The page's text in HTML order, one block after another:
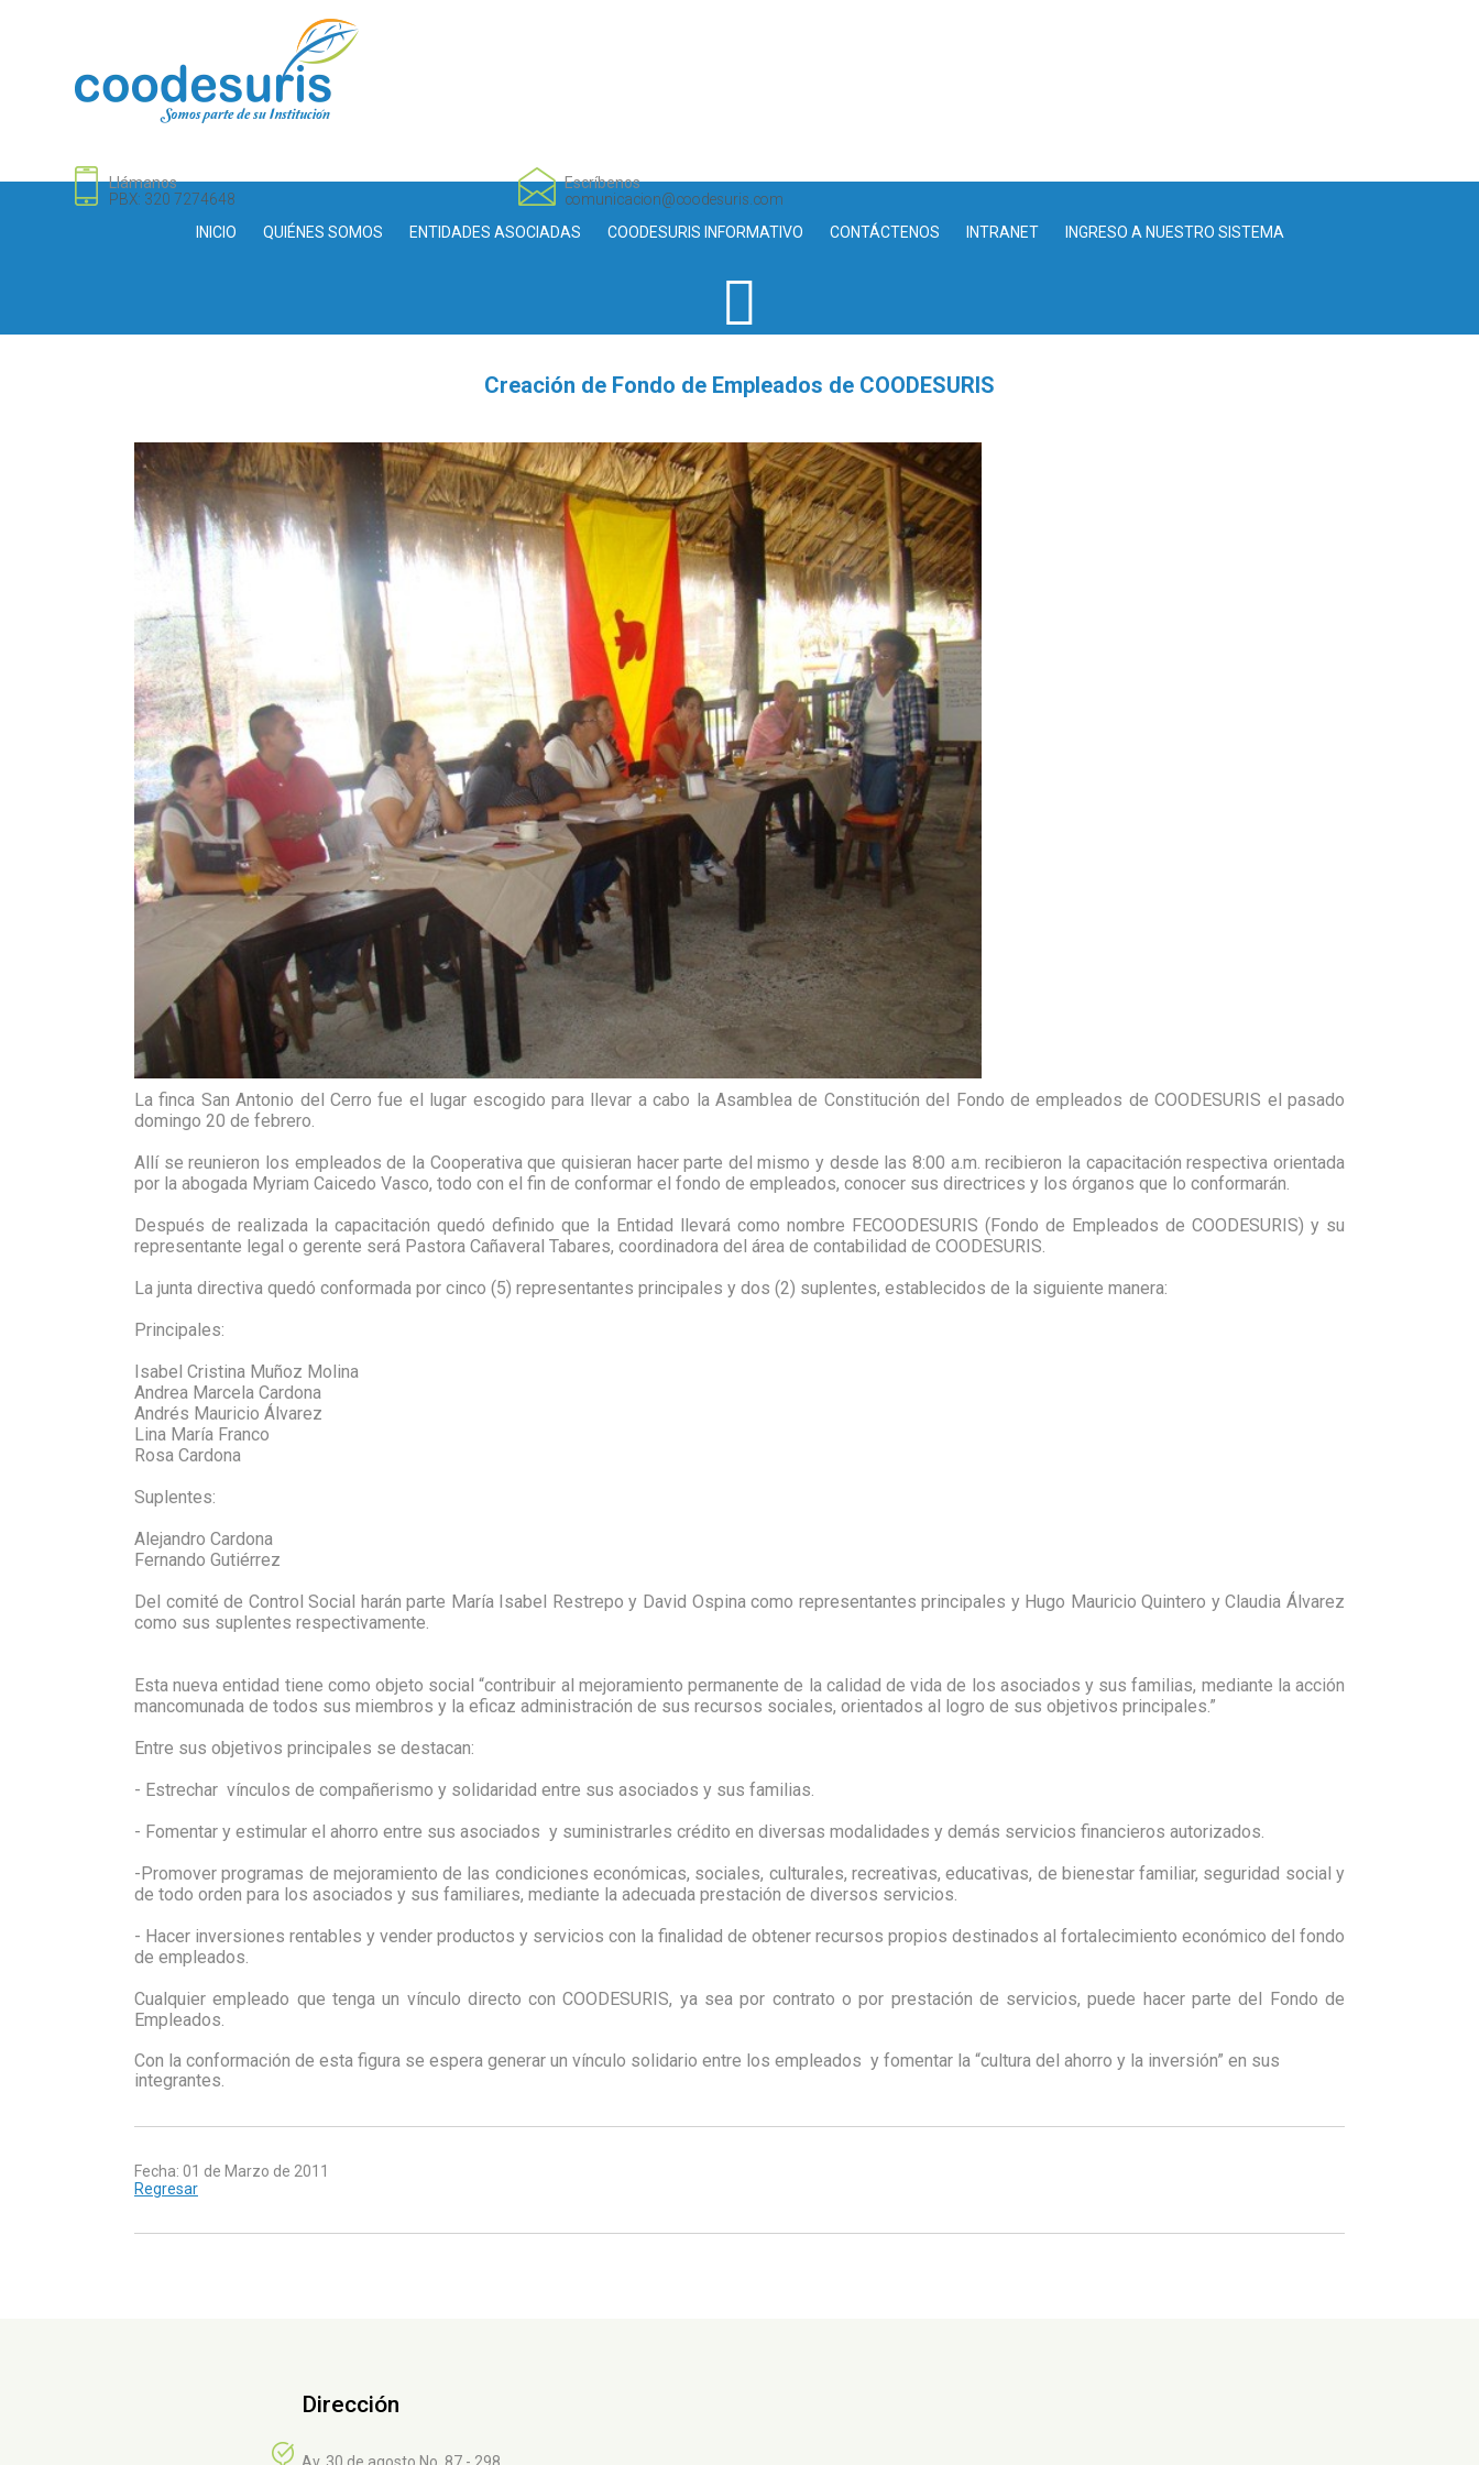
Llámanos
PBX: 320 7274648
Escríbenos
comunicacion@coodesuris.com
INICIO
QUIÉNES SOMOS ENTIDADES ASOCIADAS COODESURIS INFORMATIVO CONTÁCTENOS INTRANET INGRESO A NUESTRO SISTEMA
Creación de Fondo de Empleados de COODESURIS
La finca San Antonio del Cerro fue el lugar escogido para llevar a cabo la Asamblea de Constitución del Fondo de empleados de COODESURIS el pasado
domingo 20 de febrero.
Allí se reunieron los empleados de la Cooperativa que quisieran hacer parte del mismo y desde las 8:00 a.m. recibieron la capacitación respectiva orientada
por la abogada Myriam Caicedo Vasco, todo con el fin de conformar el fondo de empleados, conocer sus directrices y los órganos que lo conformarán.
Después de realizada la capacitación quedó definido que la Entidad llevará como nombre FECOODESURIS (Fondo de Empleados de COODESURIS) y su
representante legal o gerente será Pastora Cañaveral Tabares, coordinadora del área de contabilidad de COODESURIS.
La junta directiva quedó conformada por cinco (5) representantes principales y dos (2) suplentes, establecidos de la siguiente manera:
Principales:
Isabel Cristina Muñoz Molina
Andrea Marcela Cardona
Andrés Mauricio Álvarez
Lina María Franco
Rosa Cardona
Suplentes:
Alejandro Cardona
Fernando Gutiérrez
Del comité de Control Social harán parte María Isabel Restrepo y David Ospina como representantes principales y Hugo Mauricio Quintero y Claudia Álvarez
como sus suplentes respectivamente.
Esta nueva entidad tiene como objeto social “contribuir al mejoramiento permanente de la calidad de vida de los asociados y sus familias, mediante la acción
mancomunada de todos sus miembros y la eficaz administración de sus recursos sociales, orientados al logro de sus objetivos principales.”
Entre sus objetivos principales se destacan:
- Estrechar vínculos de compañerismo y solidaridad entre sus asociados y sus familias.
- Fomentar y estimular el ahorro entre sus asociados y suministrarles crédito en diversas modalidades y demás servicios financieros autorizados.
-Promover programas de mejoramiento de las condiciones económicas, sociales, culturales, recreativas, educativas, de bienestar familiar, seguridad social y
de todo orden para los asociados y sus familiares, mediante la adecuada prestación de diversos servicios.
- Hacer inversiones rentables y vender productos y servicios con la finalidad de obtener recursos propios destinados al fortalecimiento económico del fondo
de empleados.
Cualquier empleado que tenga un vínculo directo con COODESURIS, ya sea por contrato o por prestación de servicios, puede hacer parte del Fondo de
Empleados.
Con la conformación de esta figura se espera generar un vínculo solidario entre los empleados y fomentar la “cultura del ahorro y la inversión” en sus
integrantes.
Fecha: 01 de Marzo de 2011
Regresar
Dirección